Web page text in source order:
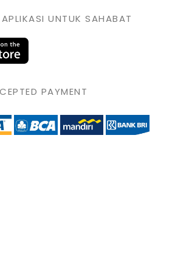
UNTUK SAHABAT
PAYMENT